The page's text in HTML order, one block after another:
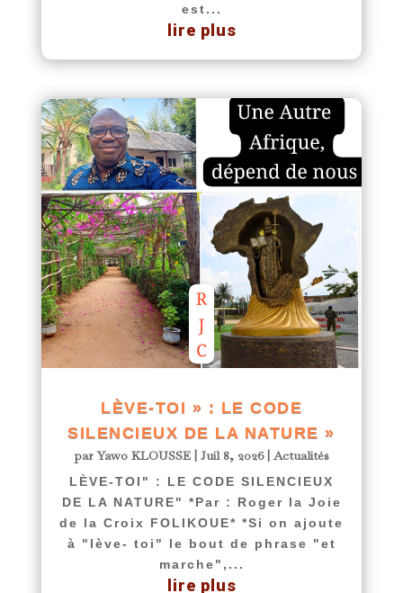
est...
lire plus
LÈVE-TOI » : LE CODE
SILENCIEUX DE LA NATURE »
parYawo KLOUSSE| Juil 8, 2026|Actualités
LÈVE-TOI" : LE CODE SILENCIEUX
DE LA NATURE" *Par : Roger la Joie
de la Croix FOLIKOUE* *Si on ajoute
à "lève- toi" le bout de phrase "et
marche",...
lire plus